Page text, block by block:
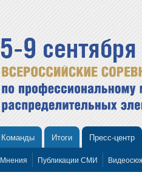
Команды Итоги Пресс-центр
Мнения Публикации СМИ